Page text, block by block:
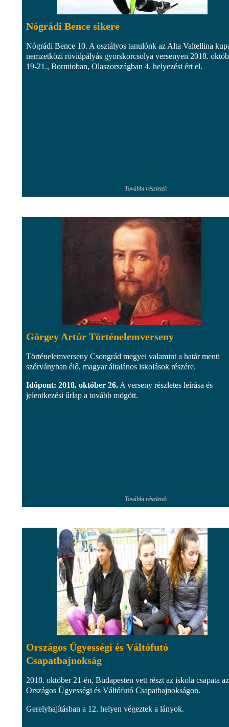
Nógrádi Bence sikere
Nógrádi Bence 10. A osztályos tanulónk az Alta Valtellina
nemzetközi rövidpályás gyorskorcsolya versenyen 2018.
19-21., Bormioban, Olaszországban 4. helyezést ért el.
További részletek
Görgey Artúr Történelemverseny
Történelemverseny Csongrád megyei valamint a határ menti
szórványban élő, magyar általános iskolások részére.
Időpont: 2018. október 26. A verseny részletes leírása és
jelentkezési űrlap a tovább mögött.
További részletek
Országos Ügyességi és Váltófutó
Csapatbajnokság
2018. október 21-én, Budapesten vett részt az iskola csapata az
Országos Ügyességi és Váltófutó Csapatbajnokságon.
Gerelyhajításban a 12. helyen végeztek a lányok.